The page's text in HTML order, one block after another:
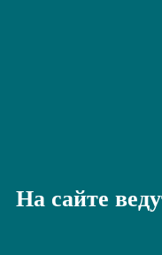
На сайте